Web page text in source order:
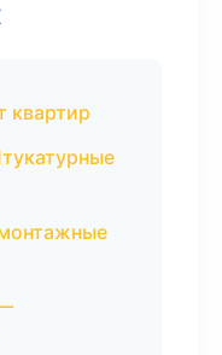
квартир